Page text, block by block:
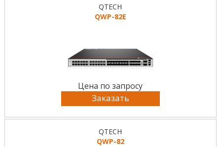
QTECH
QWP-82E
Цена по запросу
Заказать
QTECH
QWP-82